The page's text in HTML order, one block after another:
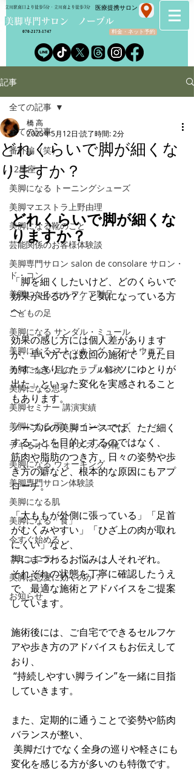
​美脚専門サロン ノーブル
立川駅南口より徒歩5分・立川南より徒歩3分
料金・ネット予約
070-2173-1747
​医療提携サロン
記事
全ての記事
番外編（笑）
12星座
美脚になる トーニングシューズ
美脚マエストラ上野由理
美脚になる靴のこと
芸能関係のお客様体験談
美脚専門サロン salon de consolare サロン・
ド・コン
美脚になる セルフケア製品
こどもの足
美脚になる サンダル・ミュール
美脚になる ストッキング・フットウエア
美脚になる 足のトラブル解決
美脚になる思考
美脚セミナー 講演実績
美脚になる 雨・レインシューズ
デキるオトコにオススメの靴
美脚になる ウォーキング
美脚専門サロン体験談
美脚になる肌
美脚になる「食」
今すぐ始める
コミュニティ
美脚は恋愛に効くのか？
お知らせ
全ての記事
どれくらいで脚が細くな
りますか？
橋 高
2025年5月12日 読了時間: 2分
どれくらいで脚が細くな
りますか？
「脚を細くしたいけど、どのくらいで
効果が出るの？」と気になっている方
へ。
効果の感じ方には個人差があります
が、早い方では数回の施術で「見た目
がすっきりした」「パンツにゆとりが
出た」といった変化を実感されること
もあります。
ノーブルの美脚コースでは、ただ細く
することを目的とするのではなく、
筋肉や脂肪のつき方、日々の姿勢や歩
き方の癖など、根本的な原因にもアプ
ローチ。
「太ももが外側に張っている」「足首
がむくみやすい」「ひざ上の肉が取れ
にくい」など、
脚にまつわるお悩みは人それぞれ。
それぞれの状態を丁寧に確認したうえ
で、最適な施術とアドバイスをご提案
しています。
施術後には、ご自宅でできるセルフケ
アや歩き方のアドバイスもお伝えして
おり、
“持続しやすい脚ライン”を一緒に目指
していきます。
また、定期的に通うことで姿勢や筋肉
バランスが整い、
美脚だけでなく全身の巡りや軽さにも
変化を感じる方が多いのも特徴です。